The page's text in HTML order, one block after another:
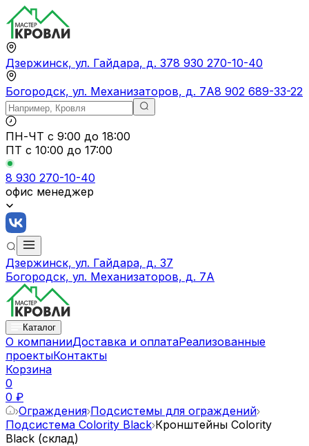
Дзержинск, ул. Гайдара, д. 378 930 270-10-40
Богородск, ул. Механизаторов, д. 7А8 902 689-33-22
ПН-ЧТ с 9:00 до 18:00
ПТ с 10:00 до 17:00
8 930 270-10-40
офис менеджер
Дзержинск, ул. Гайдара, д. 37
Богородск, ул. Механизаторов, д. 7А
Каталог
О компанииДоставка и оплатаРеализованные
проектыКонтакты
Корзина
0
0 ₽
Ограждения Подсистемы для ограждений
Подсистема Colority Black Кронштейны Colority
Black (склад)